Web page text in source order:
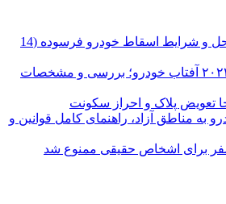
راهنمای کامل مراحل و شرایط اسقاط خودرو فرسوده (14
مزدا CX-30 مدل ۲۰۲۴ آفتاب خودرو؛ بررسی و مشخصات
تعویض پلاک و احراز سکونت
به مناطق آزاد، راهنمای کامل قوانین و
برای اشخاص حقیقی ممنوع شد